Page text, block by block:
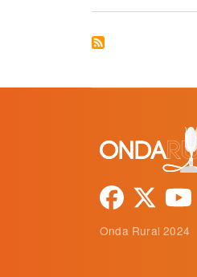
Onda Rural 2024